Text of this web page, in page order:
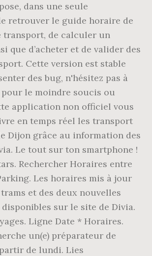
dans une seule
retrouver le guide horaire de
transport, de calculer un
que d’acheter et de valider des
Cette version est stable
des bug, n'hésitez pas à
le moindre soucis ou
application non officiel vous
en temps réel les transport
Dijon grâce au information des
Le tout sur ton smartphone !
Rechercher Horaires entre
Les horaires mis à jour
et des deux nouvelles
sur le site de Divia.
Ligne Date * Horaires.
un(e) préparateur de
de lundi. ‎Lies